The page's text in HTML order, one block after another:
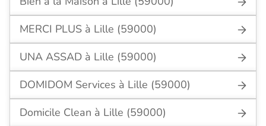
MERCI PLUS à Lille (59000)
UNA ASSAD à Lille (59000)
DOMIDOM Services à Lille (59000)
Domicile Clean à Lille (59000)